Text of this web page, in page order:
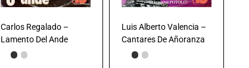
Carlos Regalado –
Lamento Del Ande
Luis Alberto Valencia –
Cantares De Añoranza